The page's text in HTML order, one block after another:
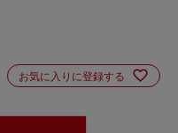
お気に入りに登録する